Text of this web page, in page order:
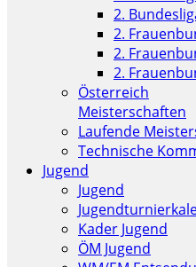
2.
2.
2.
2.
Österreich
Meisterschaften
Laufende
Technische
Jugend
Jugend
Kader Jugend
ÖM Jugend